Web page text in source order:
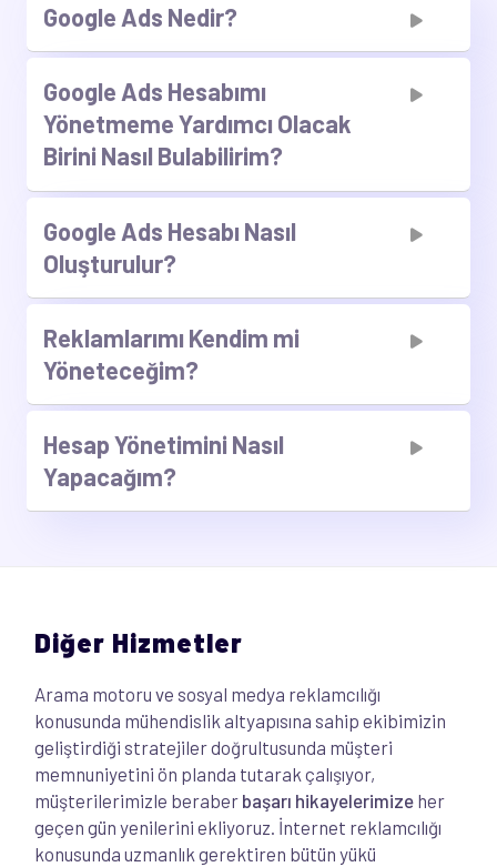
Google Ads Nedir?
Google Ads Hesabımı
Yönetmeme Yardımcı Olacak
Birini Nasıl Bulabilirim?
Google Ads Hesabı Nasıl
Oluşturulur?
Reklamlarımı Kendim mi
Yöneteceğim?
Hesap Yönetimini Nasıl
Yapacağım?
Diğer Hizmetler
Arama motoru ve sosyal medya reklamcılığı
konusunda mühendislik altyapısına sahip ekibimizin
geliştirdiği stratejiler doğrultusunda müşteri
memnuniyetini ön planda tutarak çalışıyor,
müşterilerimizle beraber başarı hikayelerimize her
geçen gün yenilerini ekliyoruz. İnternet reklamcılığı
konusunda uzmanlık gerektiren bütün yükü